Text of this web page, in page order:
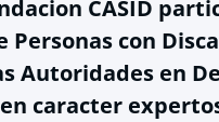
CASID
con
Autoridades en
en caracter